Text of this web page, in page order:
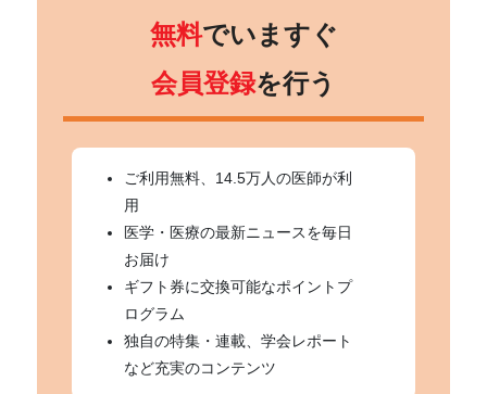
無料でいますぐ
会員登録を行う
ご利用無料、14.5万人の医師が利
用
医学・医療の最新ニュースを毎日
お届け
ギフト券に交換可能なポイントプ
ログラム
独自の特集・連載、学会レポート
など充実のコンテンツ